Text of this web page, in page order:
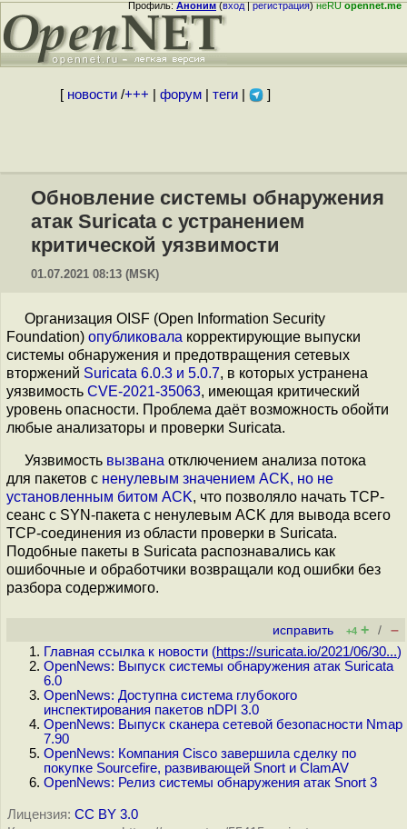
Профиль:Аноним(вход|регистрация)неRUopennet.me
[ новости/+++ форум| теги| ]
Обновление системы обнаружения
атак Suricata с устранением
критической уязвимости
01.07.2021 08:13 (MSK)
Организация OISF (Open Information Security
Foundation) опубликовала корректирующие выпуски
системы обнаружения и предотвращения сетевых
вторжений Suricata 6.0.3 и 5.0.7, в которых устранена
уязвимость CVE-2021-35063, имеющая критический
уровень опасности. Проблема даёт возможность обойти
любые анализаторы и проверки Suricata.
Уязвимость вызвана отключением анализа потока
для пакетов с ненулевым значением ACK, но не
установленным битом ACK, что позволяло начать TCP-
сеанс с SYN-пакета с ненулевым ACK для вывода всего
TCP-соединения из области проверки в Suricata.
Подобные пакеты в Suricata распознавались как
ошибочные и обработчики возвращали код ошибки без
разбора содержимого.
исправить +4 + / –
Главная ссылка к новости (https://suricata.io/2021/06/30...)
OpenNews: Выпуск системы обнаружения атак Suricata
6.0
OpenNews: Доступна система глубокого
инспектирования пакетов nDPI 3.0
OpenNews: Выпуск сканера сетевой безопасности Nmap
7.90
OpenNews: Компания Cisco завершила сделку по
покупке Sourcefire, развивающей Snort и ClamAV
OpenNews: Релиз системы обнаружения атак Snort 3
Лицензия: CC BY 3.0